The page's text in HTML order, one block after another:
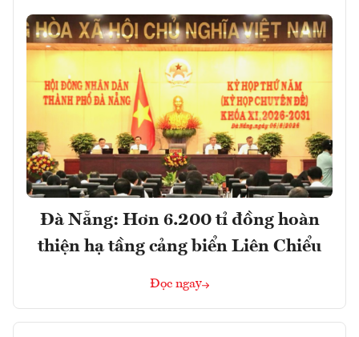
Đà Nẵng: Hơn 6.200 tỉ đồng hoàn
thiện hạ tầng cảng biển Liên Chiểu
Đọc ngay